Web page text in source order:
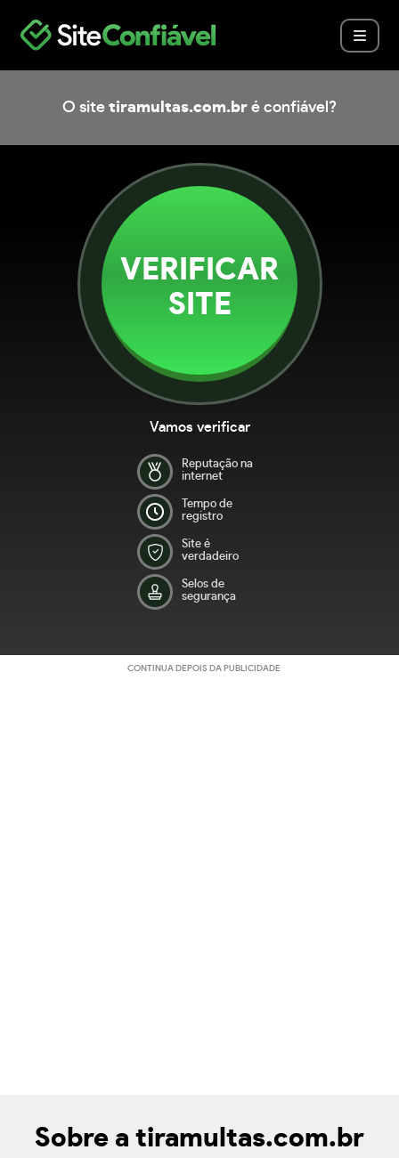
O site tiramultas.com.br é confiável?
VERIFICAR
SITE
Vamos verificar
Reputação na
internet
Tempo de
registro
Site é
verdadeiro
Selos de
segurança
CONTINUA DEPOIS DA PUBLICIDADE
Sobre a tiramultas.com.br